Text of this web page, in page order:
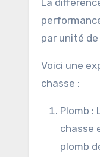
par unité
Voici une
chasse :
Plomb :
chasse
plomb